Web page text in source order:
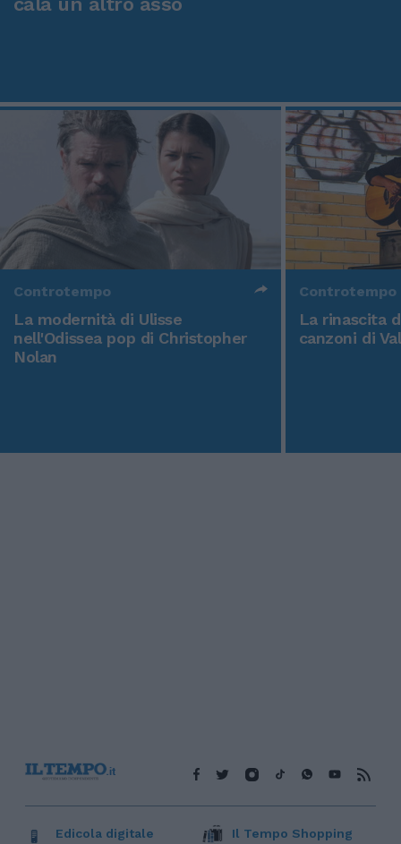
Controtempo
La modernità di Ulisse
nell'Odissea pop di Christopher
Nolan
Controtempo
La rinascita
canzoni di
Edicola digitale Il Tempo Shopping